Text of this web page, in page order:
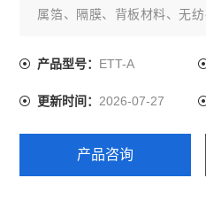
属箔、隔膜、背板材料、无
力、低速解卷力、拨开力等性
产品型号： ETT-A
更新时间：2026-07-27
产品咨询